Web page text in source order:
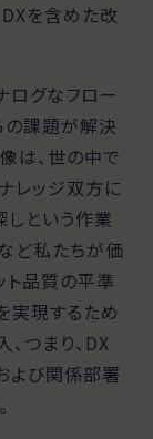
を含めた改
ログなフロー
の課題が解決
は、世の中で
レッジ双方に
しという作業
ど私たちが価
ト品質の平準
実現するため
つまり、DX
よび関係部署